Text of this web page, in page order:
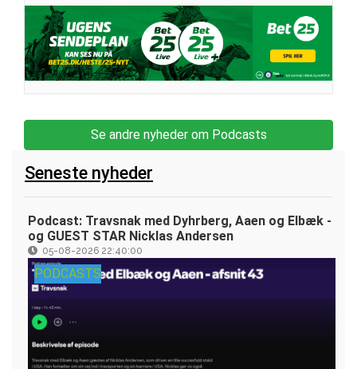
Se andre nyheder om Podcasts
Seneste nyheder
Podcast: Travsnak med Dyhrberg, Aaen og Elbæk -
og GUEST STAR Nicklas Andersen
05-08-2026 22:40:00
PODCASTS